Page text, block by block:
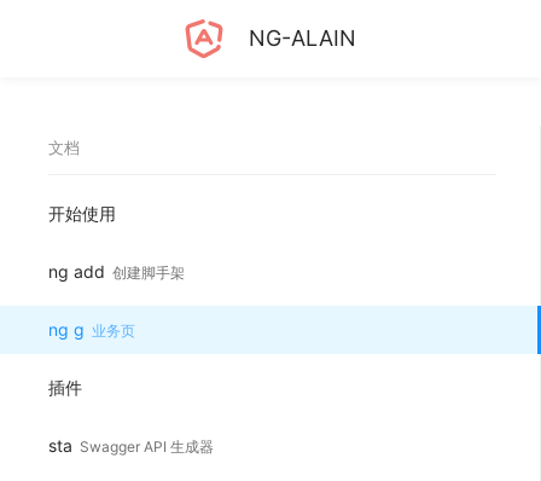
NG-ALAIN
文档
开始使用
ng add 创建脚手架
ng g 业务页
插件
sta Swagger API 生成器